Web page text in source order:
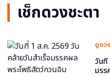
เช็กดวงชะตา
ดูดวง
วันที่
มร